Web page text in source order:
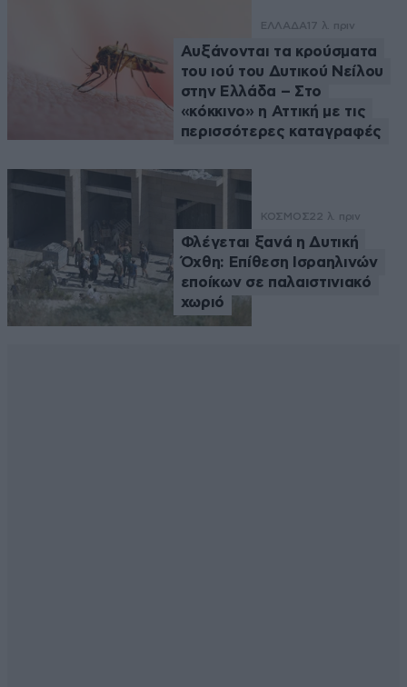
ΕΛΛΑΔΑ 17 λ. πριν
Αυξάνονται τα κρούσματα
του ιού του Δυτικού Νείλου
στην Ελλάδα – Στο
«κόκκινο» η Αττική με τις
περισσότερες καταγραφές
ΚΟΣΜΟΣ22 λ. πριν
Φλέγεται ξανά η Δυτική
Όχθη: Επίθεση Ισραηλινών
εποίκων σε παλαιστινιακό
χωριό